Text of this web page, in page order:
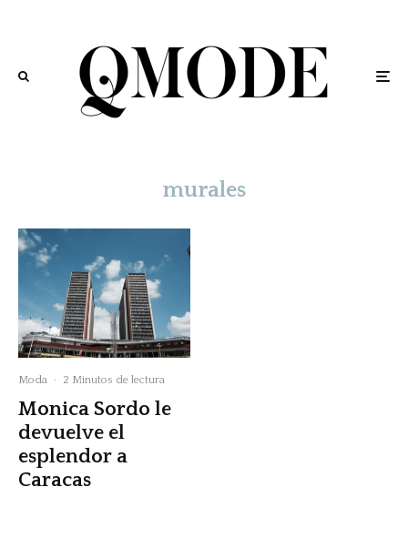
murales
Moda · 2 Minutos de lectura
Monica Sordo le
devuelve el
esplendor a
Caracas